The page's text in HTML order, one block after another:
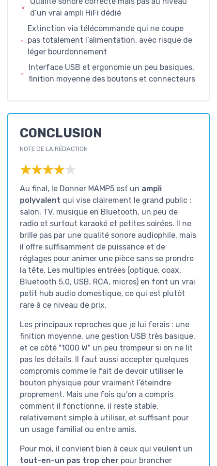
d’un vrai ampli HiFi dédié
Extinction via télécommande qui ne coupe
pas totalement l’alimentation, avec risque de
léger bourdonnement
Interface USB et ergonomie un peu basiques,
finition moyenne des boutons et connecteurs
CONCLUSION
NOTE DE LA RÉDACTION
★★★★★
★★★★★
Au final, le Donner MAMP5 est un ampli
polyvalent qui vise clairement le grand public :
salon, TV, musique en Bluetooth, un peu de
radio et surtout karaoké et petites soirées. Il ne
brille pas par une qualité sonore audiophile, mais
il offre suffisamment de puissance et de
réglages pour animer une pièce sans se prendre
la tête. Les multiples entrées (optique, coax,
Bluetooth 5.0, USB, RCA, micros) en font un vrai
petit hub audio domestique, ce qui est plutôt
rare à ce niveau de prix.
Les principaux reproches que je lui ferais : une
finition moyenne, une gestion USB très basique,
et ce côté "1000 W" un peu trompeur si on ne lit
pas les détails. Il faut aussi accepter quelques
compromis comme le fait de devoir utiliser le
bouton physique pour vraiment l’éteindre
proprement. Mais une fois qu’on a compris
comment il fonctionne, il reste stable,
relativement simple à utiliser, et suffisant pour
un usage familial ou entre amis.
Pour moi, il convient bien à ceux qui veulent un
tout-en-un pas trop cher pour brancher